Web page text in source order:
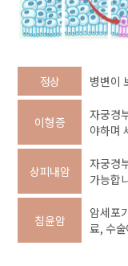
정상 병변이
이형증
자궁경
야하며
상피내암
자궁경
가능합
침윤암
암세포
료, 수